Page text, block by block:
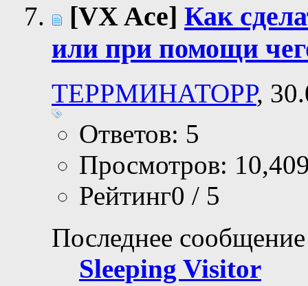
[VX Ace] Как
или при помощи
ТЕРРМИНАТОРР,
Ответов: 5
Просмотров:
Рейтинг0 / 5
Последнее
Sleeping Visitor